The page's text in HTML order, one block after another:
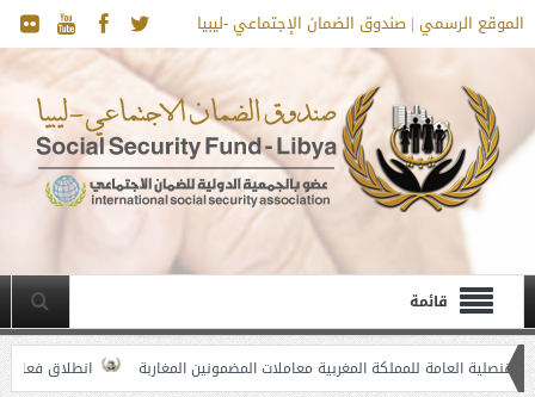
الموقع الرسمي | صندوق الضمان الإجتماعي -ليبيا
قائمة
المغربية معاملات المضمونين المغاربة انطلاق فعاليات ورشة عمل “نحو